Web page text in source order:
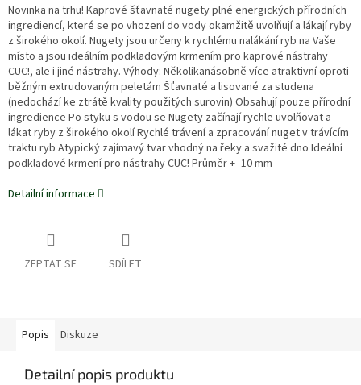
Novinka na trhu! Kaprové šťavnaté nugety plné energických přírodních
ingrediencí, které se po vhození do vody okamžitě uvolňují a lákají ryby
z širokého okolí. Nugety jsou určeny k rychlému nalákání ryb na Vaše
místo a jsou ideálním podkladovým krmením pro kaprové nástrahy
CUC!, ale i jiné nástrahy. Výhody: Několikanásobně více atraktivní oproti
běžným extrudovaným peletám Šťavnaté a lisované za studena
(nedochází ke ztrátě kvality použitých surovin) Obsahují pouze přírodní
ingredience Po styku s vodou se Nugety začínají rychle uvolňovat a
lákat ryby z širokého okolí Rychlé trávení a zpracování nuget v trávícím
traktu ryb Atypický zajímavý tvar vhodný na řeky a svažité dno Ideální
podkladové krmení pro nástrahy CUC! Průměr +- 10 mm
Detailní informace
ZEPTAT SE SDÍLET
Popis Diskuze
Detailní popis produktu